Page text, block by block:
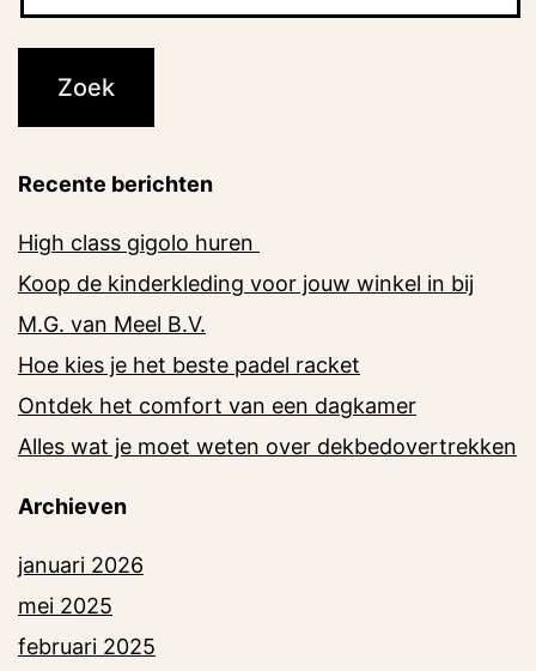
Recente berichten
High class gigolo huren
Koop de kinderkleding voor jouw winkel in bij
M.G. van Meel B.V.
Hoe kies je het beste padel racket
Ontdek het comfort van een dagkamer
Alles wat je moet weten over dekbedovertrekken
Archieven
januari 2026
mei 2025
februari 2025